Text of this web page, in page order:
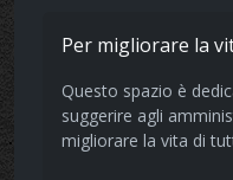
Per migliorare la
Questo spazio è
suggerire agli
migliorare la vita di